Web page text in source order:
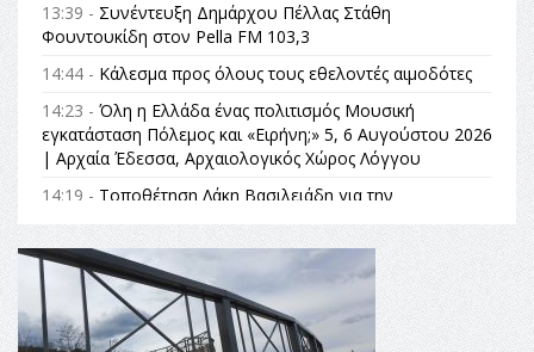
13:39 - Συνέντευξη Δημάρχου Πέλλας Στάθη
Φουντουκίδη στον Pella FM 103,3
14:44 - Κάλεσμα προς όλους τους εθελοντές αιμοδότες
14:23 - Όλη η Ελλάδα ένας πολιτισμός Μουσική
εγκατάσταση Πόλεμος και «Ειρήνη;» 5, 6 Αυγούστου 2026
| Αρχαία Έδεσσα, Αρχαιολογικός Χώρος Λόγγου
14:19 - Τοποθέτηση Λάκη Βασιλειάδη για την
Αναθεώρηση του Συντάγματος: «Σε τέτοιες κορυφαίες
θεσμικές διαδικασίες υπάρχει μόνο η ευθύνη απέναντι
στις επόμενες γενιές»
16:35 -
Το πρόγραμμα του ΠΑΟΚ στον δεύτερο γύρο του
Champions League!